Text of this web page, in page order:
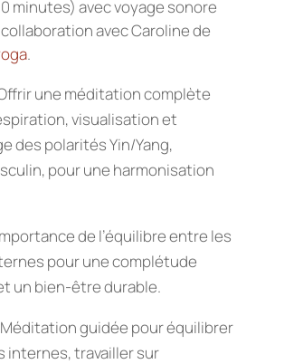
minutes) avec voyage sonore
avec Caroline de
.
une méditation complète
visualisation et
des polarités Yin/Yang,
pour une harmonisation
de l’équilibre entre les
pour une complétude
un bien-être durable.
guidée pour équilibrer
internes, travailler sur